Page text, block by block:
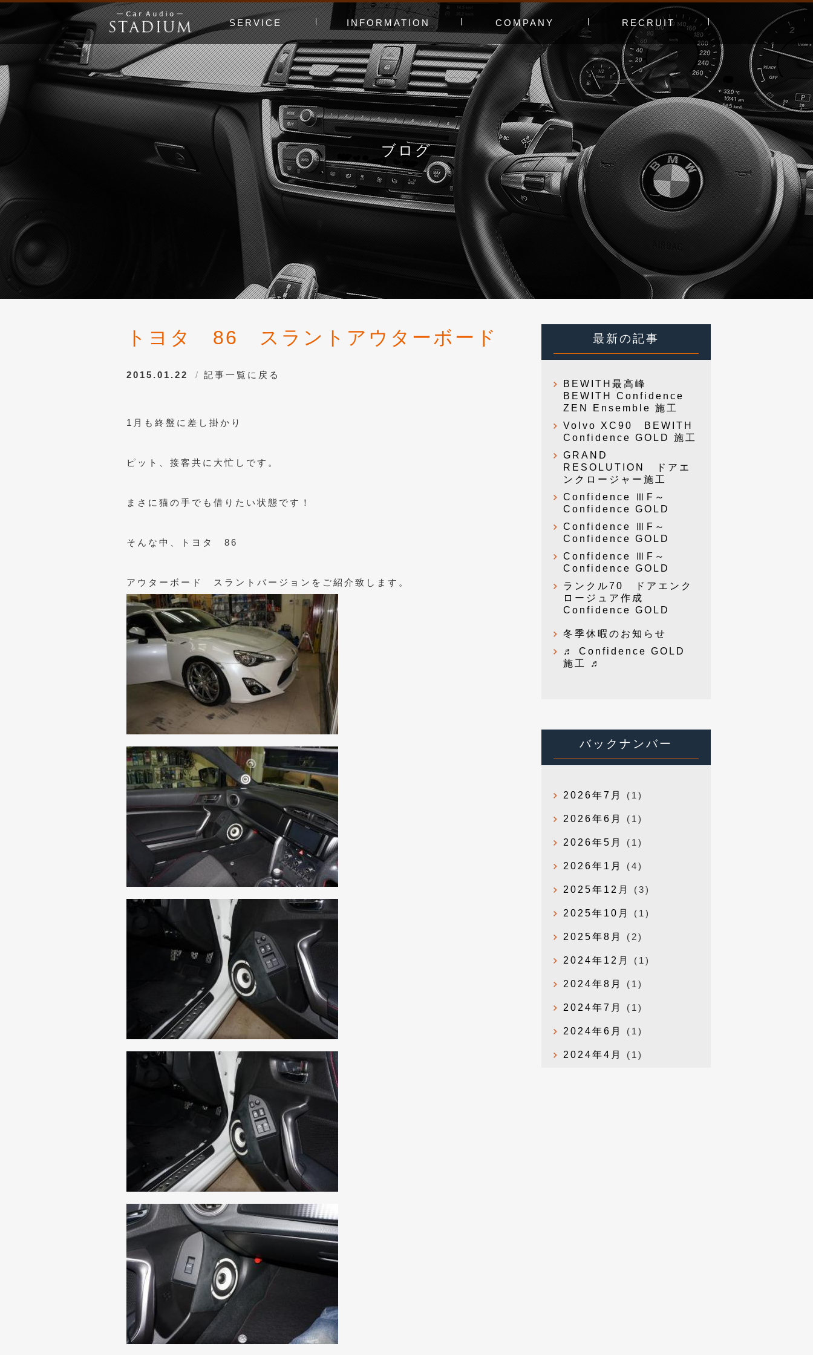
SERVICE
ドア制振〜極み〜
エンクロージャー
Price List（工賃表）
MUSIC WORLD STADIUM
漫画でわかる！よくある質問
初心者の日 Beginners DAY
ホームオーディオ
INFORMATION
カースタってどんなお店？
あえてやっていないこと
COMPANY
会社概要
スタッフ紹介
アクセスマップ
お問い合わせ
RECRUIT
エントリーフォーム
採用特集
ブログ
最新の記事
BEWITH最高峰
BEWITH Confidence
ZEN Ensemble 施工
Volvo XC90 BEWITH
Confidence GOLD 施工
GRAND
RESOLUTION ドアエ
ンクロージャー施工
Confidence ⅢF～
Confidence GOLD
Confidence ⅢF～
Confidence GOLD
Confidence ⅢF～
Confidence GOLD
ランクル70 ドアエンク
ロージュア作成
Confidence GOLD
冬季休暇のお知らせ
♬ Confidence GOLD
施工 ♬
バックナンバー
2026年7月 (1)
2026年6月 (1)
2026年5月 (1)
2026年1月 (4)
2025年12月 (3)
2025年10月 (1)
2025年8月 (2)
2024年12月 (1)
2024年8月 (1)
2024年7月 (1)
2024年6月 (1)
2024年4月 (1)
トヨタ 86 スラントアウターボード
2015.01.22 記事一覧に戻る
1月も終盤に差し掛かり
ピット、接客共に大忙しです。
まさに猫の手でも借りたい状態です！
そんな中、トヨタ 86
アウターボード スラントバージョンをご紹介致します。